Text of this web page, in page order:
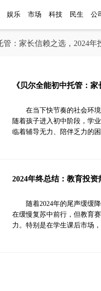
娱乐 市场 科技 民生 公
：家长信赖之选，2024年
《贝尔全能初中托管：
在当下快节奏的社会环
随着孩子进入初中阶段，学
临着辅导无力、陪伴乏力的
2024年终总结：教育投
随着2024年的尾声缓缓
在缓慢复苏中前行，但教育
力。特别是在学生课后市场